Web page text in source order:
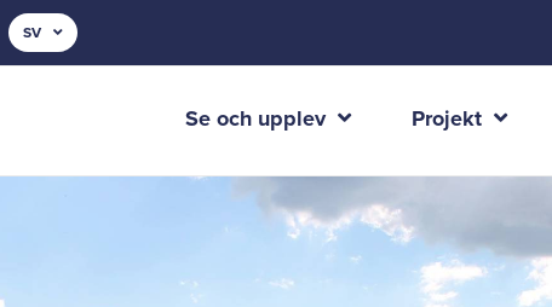
SV
Se och upplev Projekt